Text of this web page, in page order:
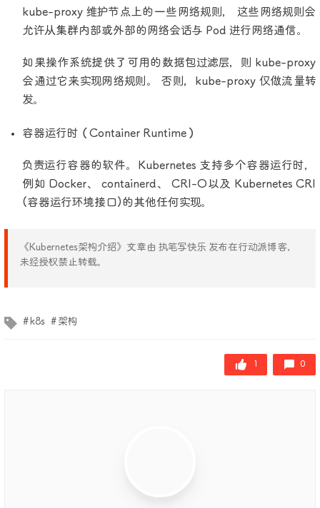
kube-proxy 维护节点上的一些网络规则， 这些网络规则会
允许从集群内部或外部的网络会话与 Pod 进行网络通信。
如果操作系统提供了可用的数据包过滤层，则 kube-proxy
会通过它来实现网络规则。 否则，kube-proxy 仅做流量转
发。
容器运行时（Container Runtime）
负责运行容器的软件。Kubernetes 支持多个容器运行时，
例如 Docker、 containerd、 CRI-O以及 Kubernetes CRI
(容器运行环境接口)的其他任何实现。
《Kubernetes架构介绍》文章由 执笔写快乐 发布在行动派博客，
未经授权禁止转载。
文章标签
k8s 架构
1 0